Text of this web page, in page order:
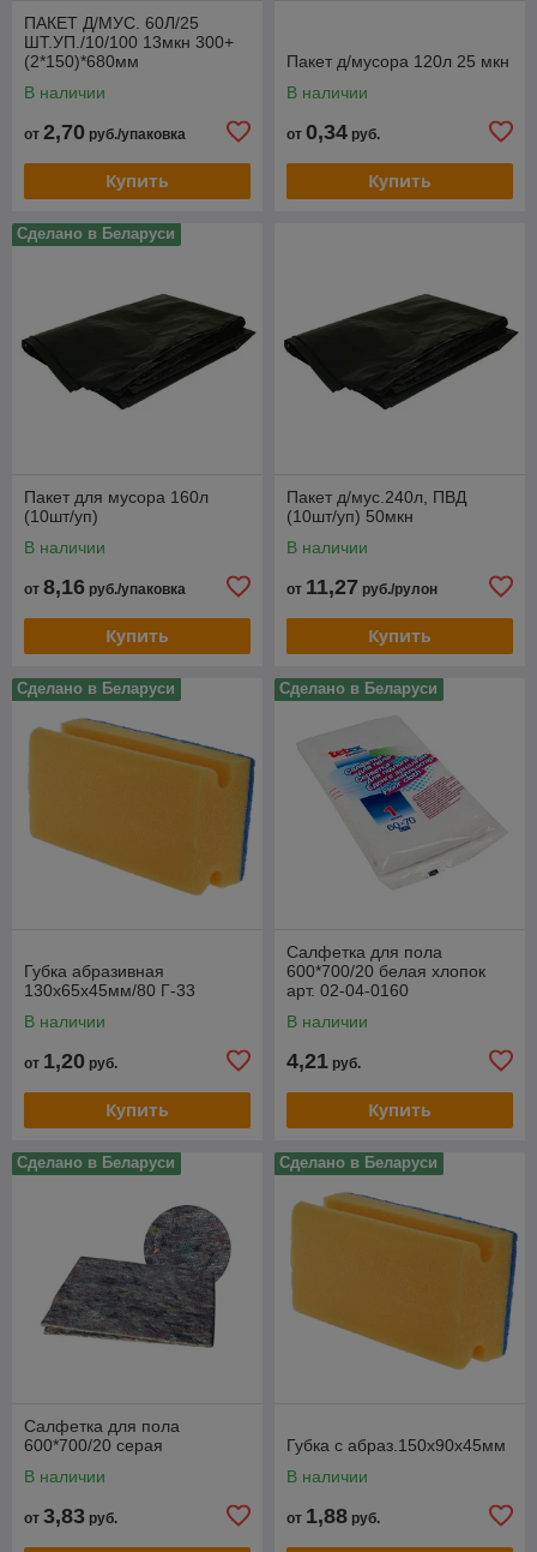
Для наведения чистоты в небольших по площади и
средних жилых помещениях можно приобрести
материалов. С их помощью можно очистить от пыли и
грязи различные поверхности.
Для уборки производственных или офисных
помещений потребуется купить большие пакеты для
Для уборки помещений специального назначения
часто требуется использовать профессиональную
химию, которая оказывает негативное воздействие на
кожу человека.
уборки помещений в Минске
Для обеспечения безопасности во время
профессионального клининга потребуются
латексные или резиновые изделия обеспечат
Если вам нужны надёжные и функциональные
средства для уборки помещений и сбора
мусора, обращайтесь в компанию
"Белинвентарьторг". У нас всегда можно найти
лучшие резиновые перчатки для уборки, а также
губки и мусорные пакеты, цена которых
соответствует финансовым возможностям всех
заказчиков. При необходимости, наши
специалисты помогут вам выбрать и купить
подходящий расходный материал для уборки.
ПАКЕТ Д/МУС. 60Л/25
ШТ.УП./10/100 13мкн 300+
(2*150)*680мм
В наличии
от 2,70 руб./упаковка
Купить
Пакет д/мусора 120л 25 мкн
В наличии
от 0,34 руб.
Купить
Сделано в Беларуси
Пакет для мусора 160л
(10шт/уп)
В наличии
от 8,16 руб./упаковка
Купить
Пакет д/мус.240л, ПВД
(10шт/уп) 50мкн
В наличии
от 11,27 руб./рулон
Купить
Сделано в Беларуси
Губка абразивная
130х65х45мм/80 Г-33
В наличии
от 1,20 руб.
Купить
Сделано в Беларуси
Салфетка для пола
600*700/20 белая хлопок
арт. 02-04-0160
В наличии
4,21 руб.
Купить
Сделано в Беларуси
Салфетка для пола
600*700/20 серая
В наличии
от 3,83 руб.
Сделано в Беларуси
Губка с абраз.150х90х45мм
В наличии
от 1,88 руб.